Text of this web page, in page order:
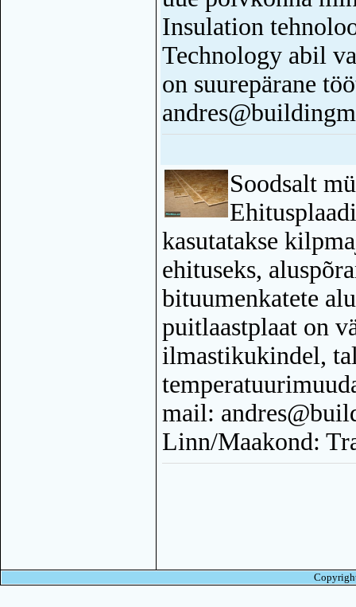
Insulation
Technology abil
on suurepärane
Soodsalt
kasutatakse
ehituseks,
bituumenkatete
puitlaastplaat on
ilmastikukindel,
mail:
Linn/Maakond: